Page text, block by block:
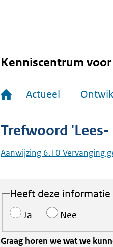
Kenniscentrum
Actueel
Trefwoord
Aanwijzing 6.10 Vervanging
Heeft deze informatie
Ja Nee
Graag horen we wat we